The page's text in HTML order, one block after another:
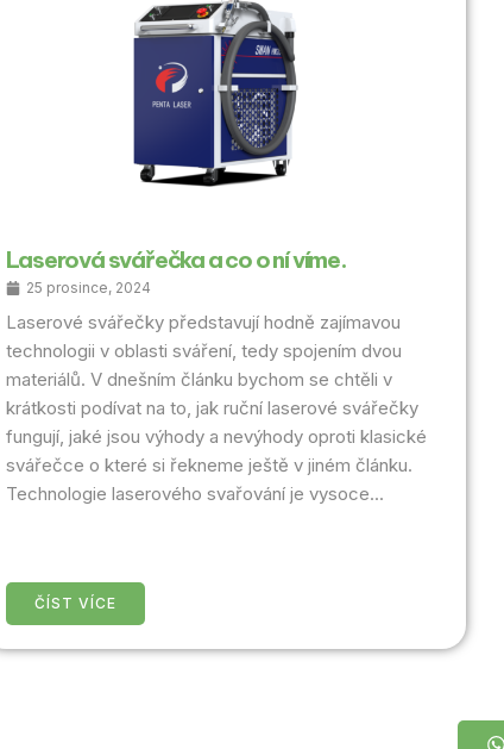
Laserová svářečka a co o ní víme.
25 prosince, 2024
Laserové svářečky představují hodně zajímavou
technologii v oblasti sváření, tedy spojením dvou
materiálů. V dnešním článku bychom se chtěli v
krátkosti podívat na to, jak ruční laserové svářečky
fungují, jaké jsou výhody a nevýhody oproti klasické
svářečce o které si řekneme ještě v jiném článku.
Technologie laserového svařování je vysoce...
ČÍST VÍCE